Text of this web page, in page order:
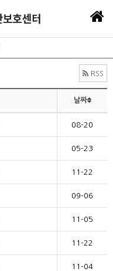
RSS
날짜
08-20
05-23
11-22
09-06
11-05
11-22
11-04